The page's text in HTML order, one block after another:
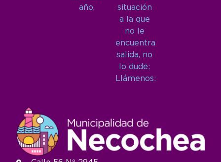
año.
situación
a la que
no le
encuentra
salida, no
lo dude:
Llámenos: